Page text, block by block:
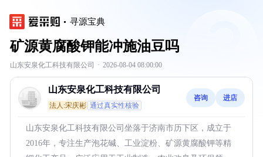
寻源宝典
矿源黄腐酸钾能冲施油豆吗
山东安泉化工科技有限公司 · 2026-08-04 08:00:00
山东安泉化工科技有限公司
法人:宋庆彬 通过真实性核验
咨询 进店
山东安泉化工科技有限公司坐落于济南市历下区，成立于
2016年，专注生产泡花碱、工业淀粉、矿源黄腐酸钾等精